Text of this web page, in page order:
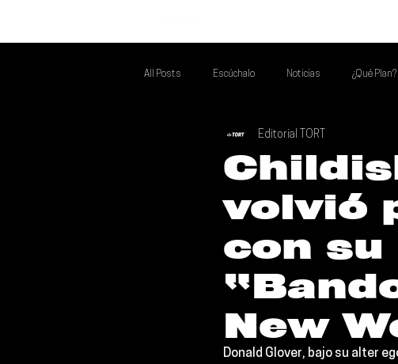
All Posts Escúchalo Noticias ¿Qué Plan?
Si Te Gusta... Te Recomendamos A...
Poder Latino Que Descubrir Mejores de la
volvió
con su
New
Editorial TORT
Donald Glover, bajo su alter